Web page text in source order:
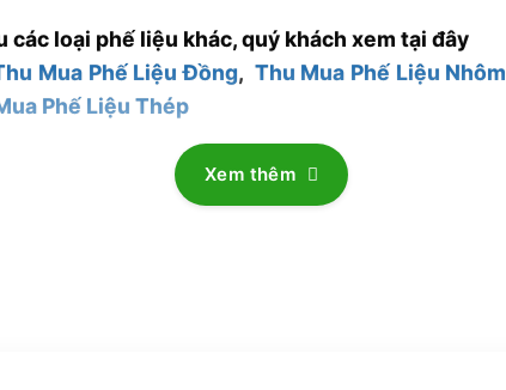
các loại phế liệu khác, quý khách xem tại đây
Mua Phế Liệu Đồng, Thu Mua Phế Liệu Nhôm
Phế Liệu Thép
Xem thêm